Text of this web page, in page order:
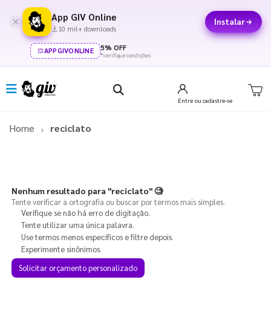
App GIV Online
10 mil+ downloads
Instalar
APPGIVONLINE 5% OFF
*verifique condições
Entre ou cadastre-se
Home reciclato
Nenhum resultado para "reciclato"🧐
Tente verificar a ortografia ou buscar por termos mais simples.
Verifique se não há erro de digitação.
Tente utilizar uma única palavra.
Use termos menos específicos e filtre depois.
Experimente sinônimos.
Solicitar orçamento personalizado